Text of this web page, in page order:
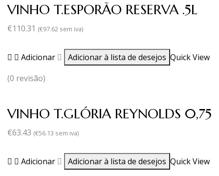
VINHO T.ESPORÃO RESERVA .5L
€110.31 (€97.62 sem iva)
Adicionar Adicionar à lista de desejos Quick View
(0 revisão)
VINHO T.GLÓRIA REYNOLDS 0,75
€63.43 (€56.13 sem iva)
Adicionar Adicionar à lista de desejos Quick View